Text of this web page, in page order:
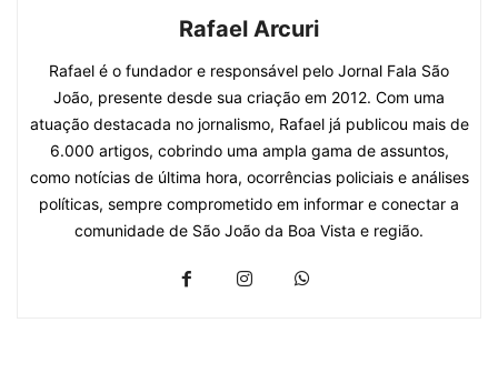
Rafael Arcuri
Rafael é o fundador e responsável pelo Jornal Fala São
João, presente desde sua criação em 2012. Com uma
atuação destacada no jornalismo, Rafael já publicou mais de
6.000 artigos, cobrindo uma ampla gama de assuntos,
como notícias de última hora, ocorrências policiais e análises
políticas, sempre comprometido em informar e conectar a
comunidade de São João da Boa Vista e região.